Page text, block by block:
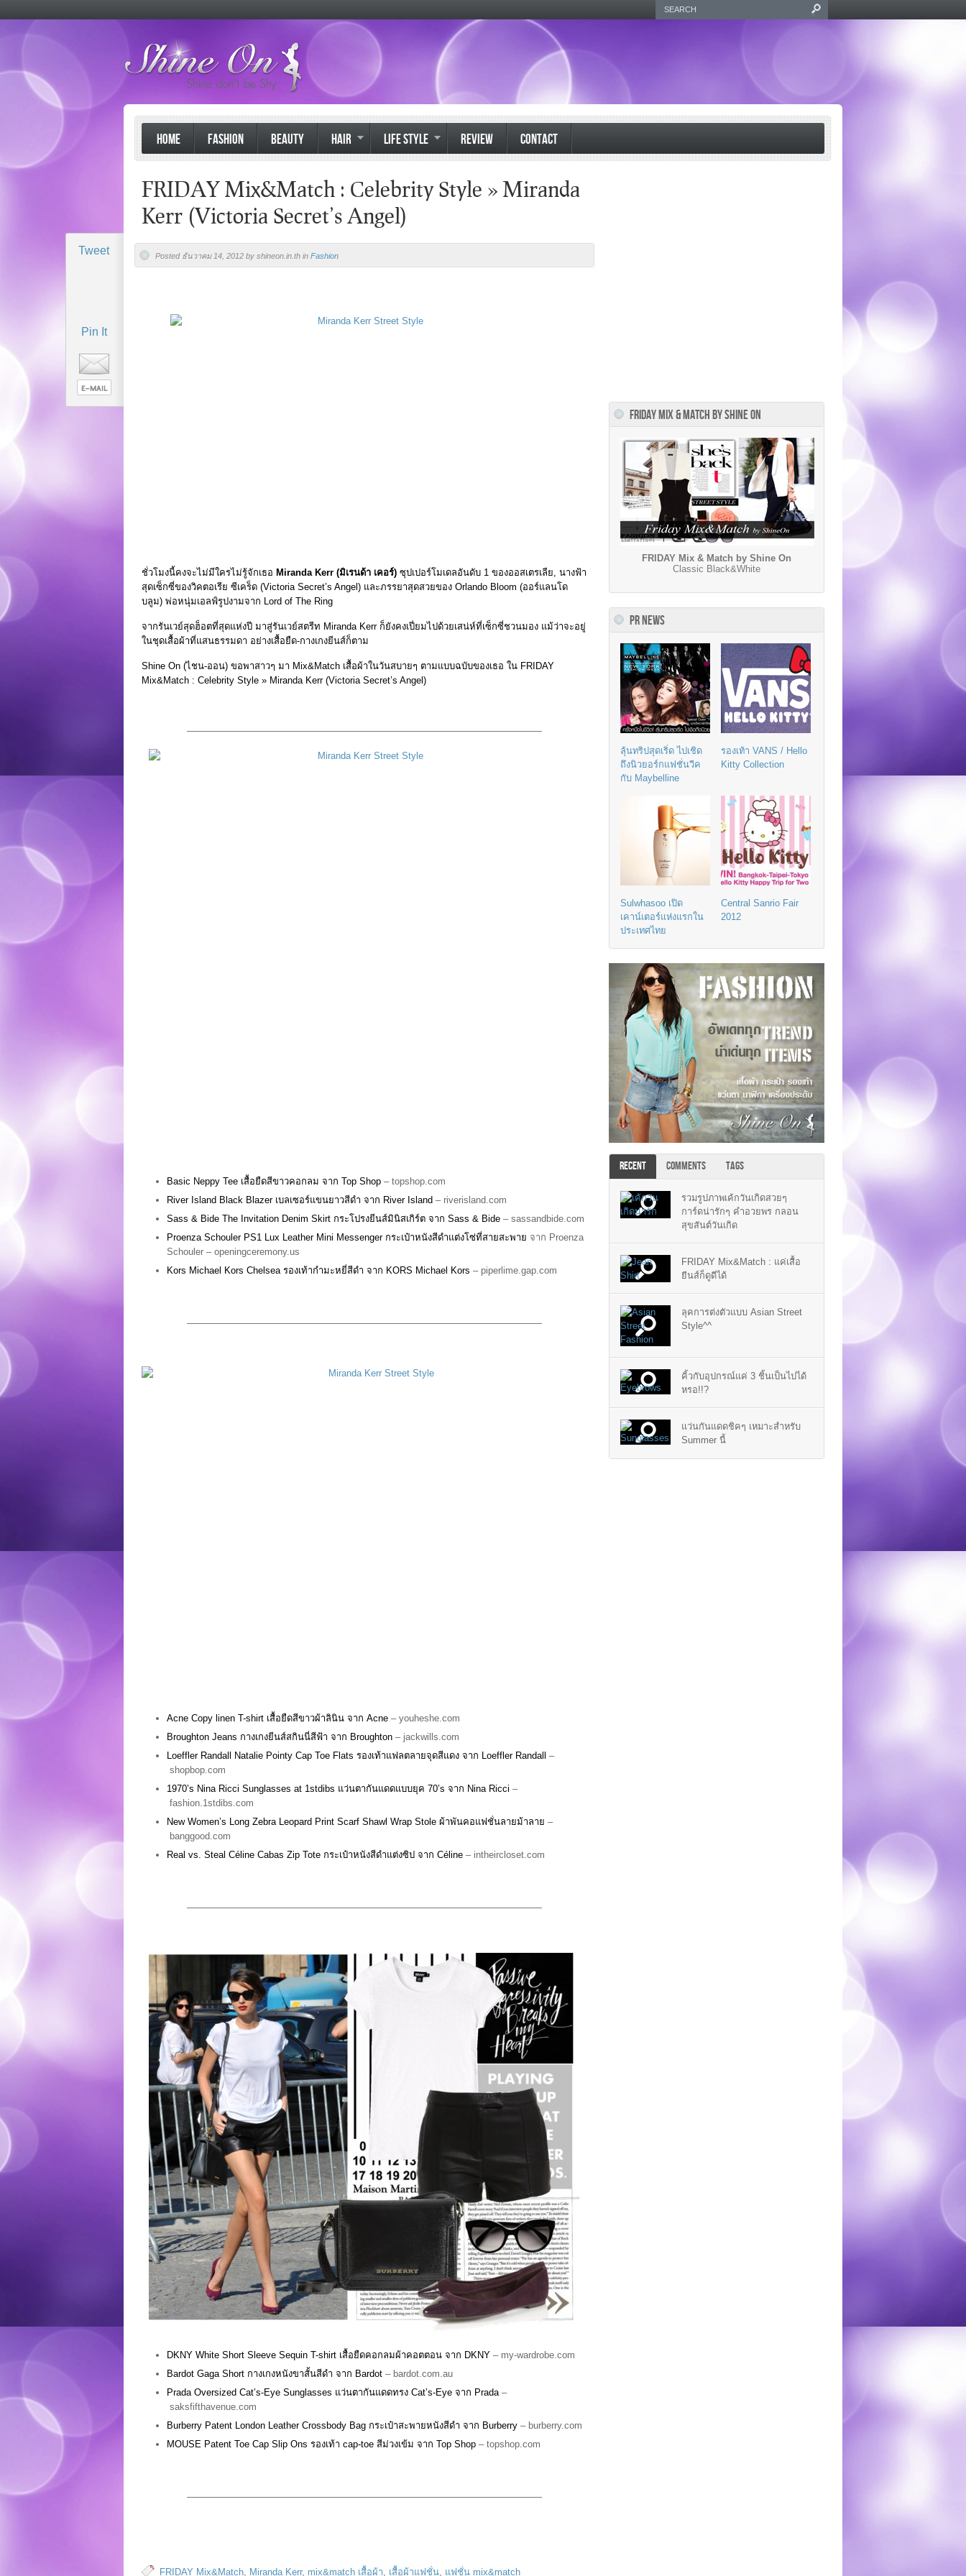
HOME FASHION BEAUTY HAIR LIFE STYLE REVIEW CONTACT
Tweet
Pin It
FRIDAY Mix&Match : Celebrity Style » Miranda
Kerr (Victoria Secret’s Angel)
Posted ธันวาคม 14, 2012 by shineon.in.th in Fashion
ชั่วโมงนี้คงจะไม่มีใครไม่รู้จักเธอ Miranda Kerr (มิเรนด้า เคอร์) ซุปเปอร์โมเดลอันดับ 1 ของออสเตรเลีย, นางฟ้า
สุดเซ็กซี่ของวิคตอเรีย ซีเคร็ด (Victoria Secret’s Angel) และภรรยาสุดสวยของ Orlando Bloom (ออร์แลนโด
บลูม) พ่อหนุ่มเอลฟ์รูปงามจาก Lord of The Ring
จากรันเวย์สุดฮ็อตที่สุดแห่งปี มาสู่รันเวย์สตรีท Miranda Kerr ก็ยังคงเปี่ยมไปด้วยเสน่ห์ที่เซ็กซี่ชวนมอง แม้ว่าจะอยู่
ในชุดเสื้อผ้าที่แสนธรรมดา อย่างเสื้อยืด-กางเกงยีนส์ก็ตาม
Shine On (ไชน-ออน) ขอพาสาวๆ มา Mix&Match เสื้อผ้าในวันสบายๆ ตามแบบฉบับของเธอ ใน FRIDAY
Mix&Match : Celebrity Style » Miranda Kerr (Victoria Secret’s Angel)
——————————————————————————————————————
Basic Neppy Tee เสื้อยืดสีขาวคอกลม จาก Top Shop – topshop.com
River Island Black Blazer เบลเซอร์แขนยาวสีดำ จาก River Island – riverisland.com
Sass & Bide The Invitation Denim Skirt กระโปรงยีนส์มินิสเกิร์ต จาก Sass & Bide – sassandbide.com
Proenza Schouler PS1 Lux Leather Mini Messenger กระเป๋าหนังสีดำแต่งโซ่ที่สายสะพาย จาก Proenza
Schouler – openingceremony.us
Kors Michael Kors Chelsea รองเท้ากำมะหยี่สีดำ จาก KORS Michael Kors – piperlime.gap.com
——————————————————————————————————————
Acne Copy linen T-shirt เสื้อยืดสีขาวผ้าลินิน จาก Acne – youheshe.com
Broughton Jeans กางเกงยีนส์สกินนี่สีฟ้า จาก Broughton – jackwills.com
Loeffler Randall Natalie Pointy Cap Toe Flats รองเท้าแฟลตลายจุดสีแดง จาก Loeffler Randall –
shopbop.com
1970’s Nina Ricci Sunglasses at 1stdibs แว่นตากันแดดแบบยุค 70’s จาก Nina Ricci –
fashion.1stdibs.com
New Women’s Long Zebra Leopard Print Scarf Shawl Wrap Stole ผ้าพันคอแฟชั่นลายม้าลาย –
banggood.com
Real vs. Steal Céline Cabas Zip Tote กระเป๋าหนังสีดำแต่งซิป จาก Céline – intheircloset.com
——————————————————————————————————————
DKNY White Short Sleeve Sequin T-shirt เสื้อยืดคอกลมผ้าคอตตอน จาก DKNY – my-wardrobe.com
Bardot Gaga Short กางเกงหนังขาสั้นสีดำ จาก Bardot – bardot.com.au
Prada Oversized Cat’s-Eye Sunglasses แว่นตากันแดดทรง Cat’s-Eye จาก Prada –
saksfifthavenue.com
Burberry Patent London Leather Crossbody Bag กระเป๋าสะพายหนังสีดำ จาก Burberry – burberry.com
MOUSE Patent Toe Cap Slip Ons รองเท้า cap-toe สีม่วงเข้ม จาก Top Shop – topshop.com
——————————————————————————————————————
FRIDAY Mix&Match, Miranda Kerr, mix&match เสื้อผ้า, เสื้อผ้าแฟชั่น, แฟชั่น mix&match
FRIDAY MIX & MATCH BY SHINE ON
FRIDAY Mix & Match by Shine On
Classic Black&White
PR NEWS
ลุ้นทริปสุดเริ่ด ไปเชิด
ถึงนิวยอร์กแฟชั่นวีค
กับ Maybelline
รองเท้า VANS / Hello
Kitty Collection
Sulwhasoo เปิด
เคาน์เตอร์แห่งแรกใน
ประเทศไทย
Central Sanrio Fair
2012
RECENT COMMENTS TAGS
รวมรูปภาพเค้กวันเกิดสวยๆ
การ์ดน่ารักๆ คำอวยพร กลอน
สุขสันต์วันเกิด
FRIDAY Mix&Match : แค่เสื้อ
ยีนส์ก็ดูดีได้
ลุคการต่งตัวแบบ Asian Street
Style^^
คิ้วกับอุปกรณ์แค่ 3 ชิ้นเป็นไปได้
หรอ!!?
แว่นกันแดดชิคๆ เหมาะสำหรับ
Summer นี้